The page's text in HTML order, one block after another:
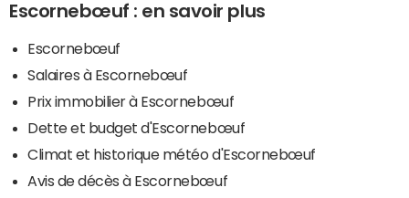
Escornebœuf : en savoir plus
Escornebœuf
Salaires à Escornebœuf
Prix immobilier à Escornebœuf
Dette et budget d'Escornebœuf
Climat et historique météo d'Escornebœuf
Avis de décès à Escornebœuf